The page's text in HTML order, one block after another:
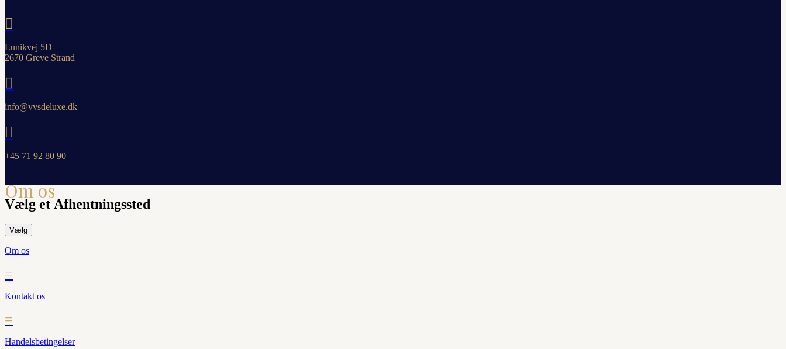

Lunikvej 5D
2670 Greve Strand

info@vvsdeluxe.dk

+45 71 92 80 90
Om os
=
Om os
=
Kontakt os
=
Handelsbetingelser
Vælg et Afhentningssted
Vælg